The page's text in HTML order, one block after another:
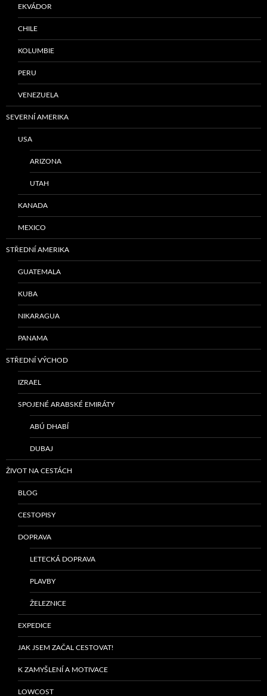
EKVÁDOR
CHILE
KOLUMBIE
PERU
VENEZUELA
SEVERNÍ AMERIKA
USA
ARIZONA
UTAH
KANADA
MEXICO
STŘEDNÍ AMERIKA
GUATEMALA
KUBA
NIKARAGUA
PANAMA
STŘEDNÍ VÝCHOD
IZRAEL
SPOJENÉ ARABSKÉ EMIRÁTY
ABÚ DHABÍ
DUBAJ
ŽIVOT NA CESTÁCH
BLOG
CESTOPISY
DOPRAVA
LETECKÁ DOPRAVA
PLAVBY
ŽELEZNICE
EXPEDICE
JAK JSEM ZAČAL CESTOVAT!
K ZAMYŠLENÍ A MOTIVACE
LOWCOST